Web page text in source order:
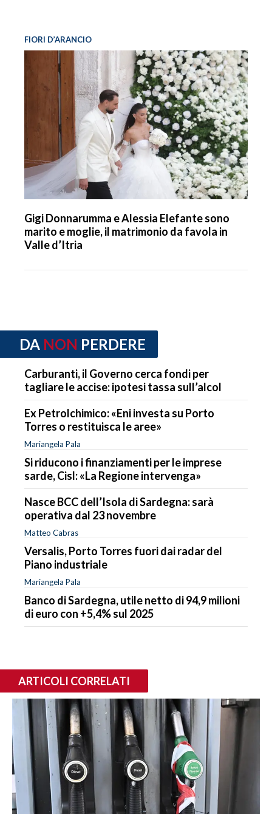
FIORI D’ARANCIO
Gigi Donnarumma e Alessia Elefante sono
marito e moglie, il matrimonio da favola in
Valle d’Itria
DA NON PERDERE
Carburanti, il Governo cerca fondi per
tagliare le accise: ipotesi tassa sull’alcol
Ex Petrolchimico: «Eni investa su Porto
Torres o restituisca le aree»
Mariangela Pala
Si riducono i finanziamenti per le imprese
sarde, Cisl: «La Regione intervenga»
Nasce BCC dell’Isola di Sardegna: sarà
operativa dal 23 novembre
Matteo Cabras
Versalis, Porto Torres fuori dai radar del
Piano industriale
Mariangela Pala
Banco di Sardegna, utile netto di 94,9 milioni
di euro con +5,4% sul 2025
ARTICOLI CORRELATI